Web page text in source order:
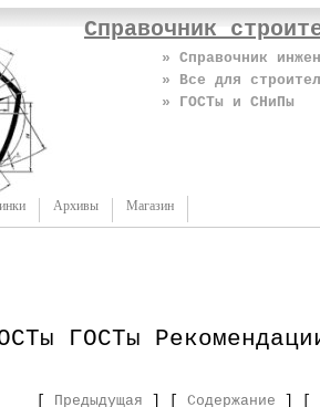
Справочник
» Справочник
» Все для
» ГОСТы и СНиПы
Архивы Магазин
ГОСТы
Предыдущая Содержание